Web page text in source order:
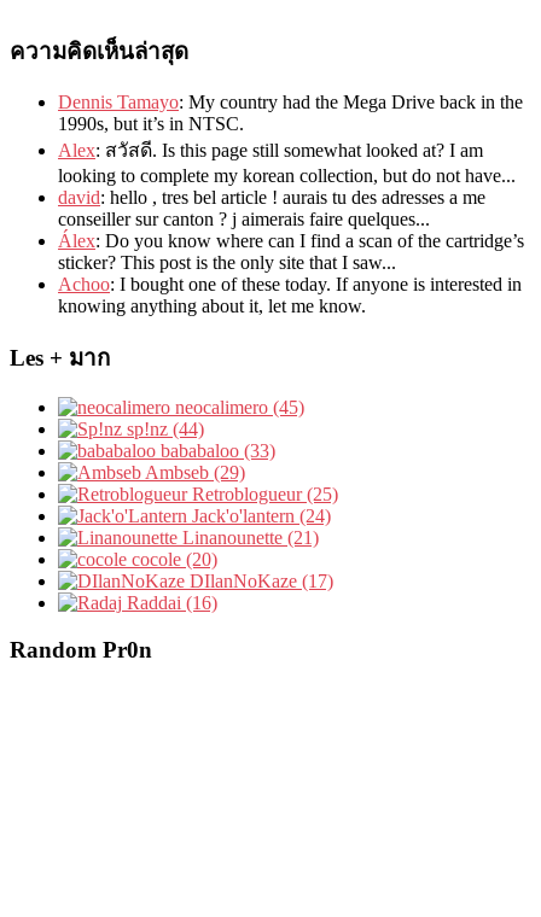
ความคิดเห็นล่าสุด
Dennis Tamayo: My country had the Mega Drive back in the
1990s, but it’s in NTSC.
Alex: สวัสดี. Is this page still somewhat looked at? I am
looking to complete my korean collection, but do not have...
david: hello , tres bel article ! aurais tu des adresses a me
conseiller sur canton ? j aimerais faire quelques...
Álex: Do you know where can I find a scan of the cartridge’s
sticker? This post is the only site that I saw...
Achoo: I bought one of these today. If anyone is interested in
knowing anything about it, let me know.
Les + มาก
neocalimero (45)
sp!nz (44)
bababaloo (33)
Ambseb (29)
Retroblogueur (25)
Jack'o'lantern (24)
Linanounette (21)
cocole (20)
DIlanNoKaze (17)
Raddai (16)
Random Pr0n